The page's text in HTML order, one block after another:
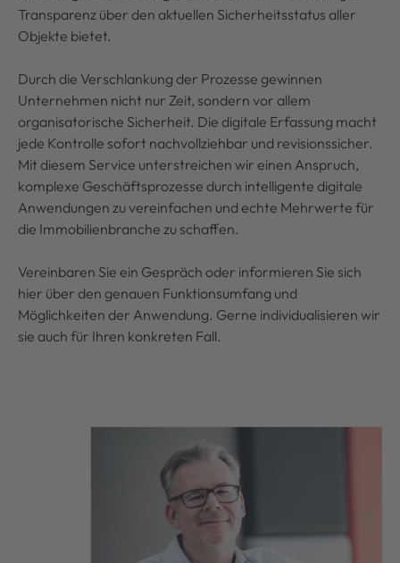
Transparenz über den aktuellen Sicherheitsstatus aller
Objekte bietet.
Durch die Verschlankung der Prozesse gewinnen
Unternehmen nicht nur Zeit, sondern vor allem
organisatorische Sicherheit. Die digitale Erfassung macht
jede Kontrolle sofort nachvollziehbar und revisionssicher.
Mit diesem Service unterstreichen wir einen Anspruch,
komplexe Geschäftsprozesse durch intelligente digitale
Anwendungen zu vereinfachen und echte Mehrwerte für
die Immobilienbranche zu schaffen.
Vereinbaren Sie ein Gespräch oder informieren Sie sich
hier über den genauen Funktionsumfang und
Möglichkeiten der Anwendung. Gerne individualisieren wir
sie auch für Ihren konkreten Fall.